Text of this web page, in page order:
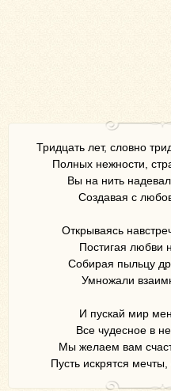
Тридцать лет, словно
Полных нежности,
Вы на нить
Создавая с
Открываясь
Постигая любви
Собирая пыльцу
Умножали
И пускай мир
Все чудесное в
Мы желаем вам
Пусть искрятся